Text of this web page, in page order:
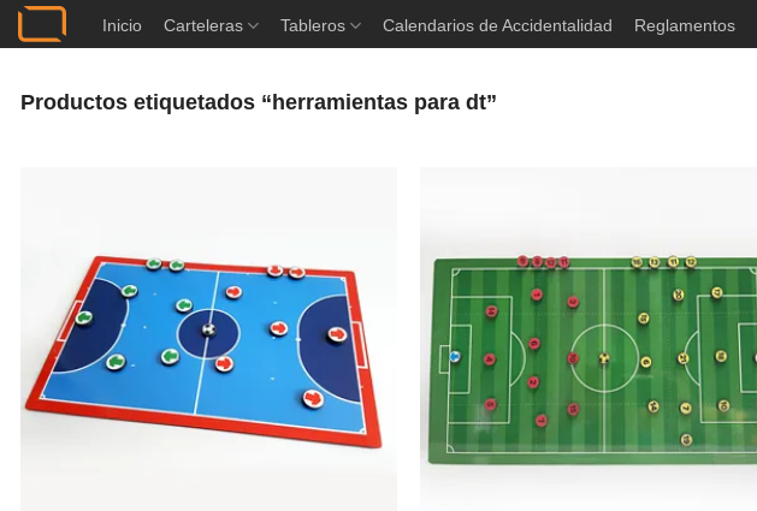
Saltar
al
Inicio Carteleras Tableros Calendarios de Accidentalidad Reglamentos
Productos etiquetados “herramientas para dt”